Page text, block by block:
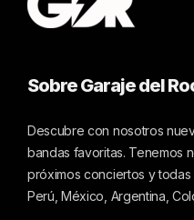
Sobre Garaje del
Descubre con nosotros
bandas favoritas. Tenemos
próximos conciertos y
Perú, México, Argentina,